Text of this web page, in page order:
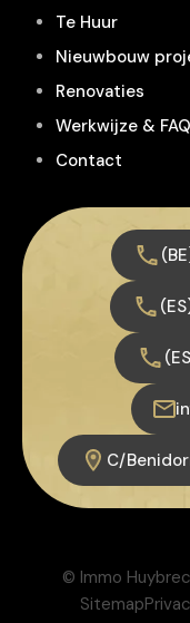
Te Huur
Nieuwbouw
Renovaties
Werkwijze & FAQ
Contact
C/
© Immo
Sitemap